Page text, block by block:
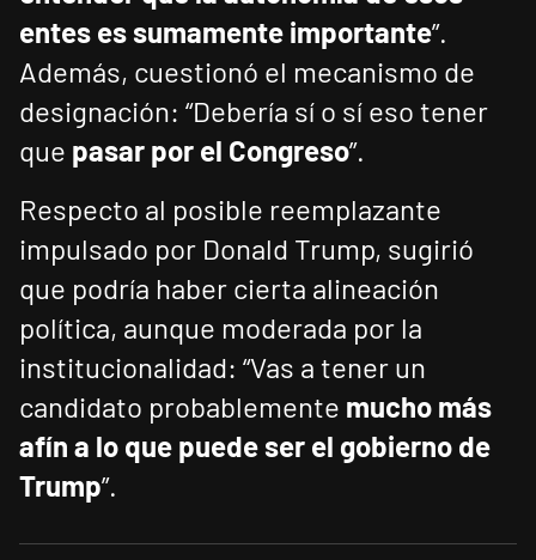
entes es sumamente importante”.
Además, cuestionó el mecanismo de
designación: “Debería sí o sí eso tener
que pasar por el Congreso”.
Respecto al posible reemplazante
impulsado por Donald Trump, sugirió
que podría haber cierta alineación
política, aunque moderada por la
institucionalidad: “Vas a tener un
candidato probablemente mucho más
afín a lo que puede ser el gobierno de
Trump”.